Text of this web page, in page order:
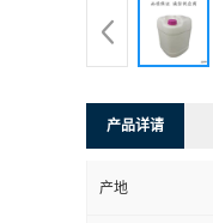
产品详请
产地